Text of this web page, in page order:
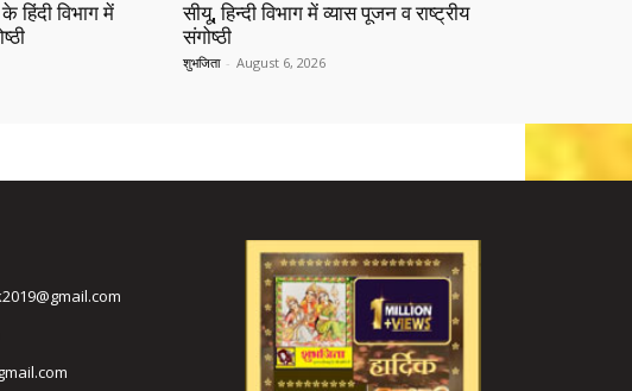
हिंदी विभाग में
सीयू, हिन्दी विभाग में व्यास पूजन व राष्ट्रीय
संगोष्ठी
शुभजिता - August 6, 2026